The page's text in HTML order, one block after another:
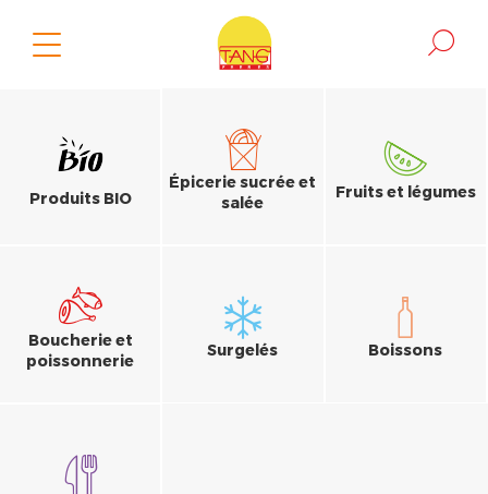
Produits BIO
Épicerie sucrée et
salée
Fruits et légumes
Boucherie et
poissonnerie
Surgelés Boissons